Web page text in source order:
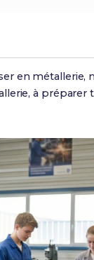
en métallerie,
à préparer